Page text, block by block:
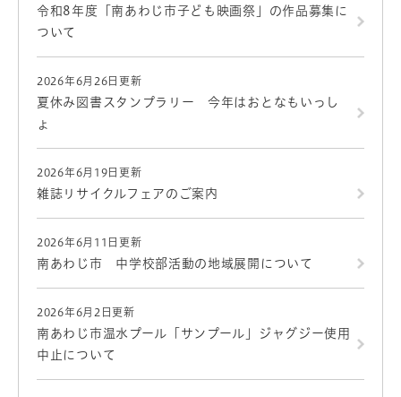
令和8年度「南あわじ市子ども映画祭」の作品募集に
ついて
2026年6月26日更新
夏休み図書スタンプラリー 今年はおとなもいっし
ょ
2026年6月19日更新
雑誌リサイクルフェアのご案内
2026年6月11日更新
南あわじ市 中学校部活動の地域展開について
2026年6月2日更新
南あわじ市温水プール「サンプール」ジャグジー使用
中止について